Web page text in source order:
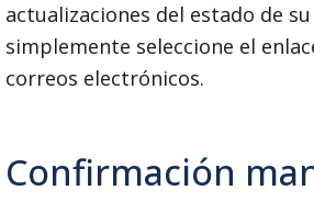
actualizaciones del estado de
simplemente seleccione el
correos electrónicos.
Confirmación